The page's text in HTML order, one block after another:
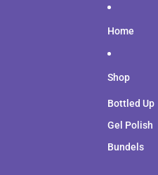
Home
Shop
Bottled Up
Gel Polish
Bundels